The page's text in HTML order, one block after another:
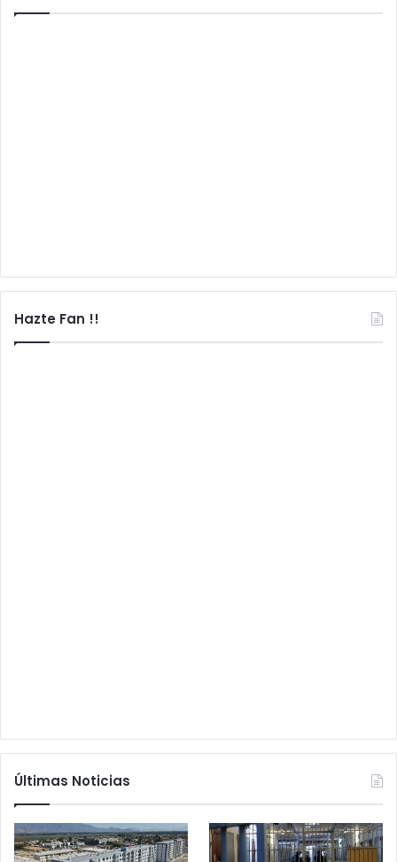
Hazte Fan !!
Últimas Noticias